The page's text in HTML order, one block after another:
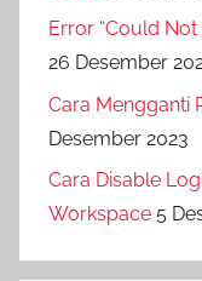
Error “Could Not
26 Desember
Cara Mengganti
Desember 2023
Cara Disable
Workspace 5